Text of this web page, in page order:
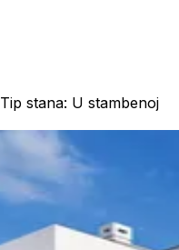
Tip stana: U stambenoj